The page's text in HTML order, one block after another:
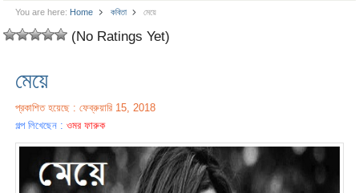
You are here: Home কবিতা মেয়ে
(No Ratings Yet)
মেয়ে
প্রকাশিত হয়েছে : ফেব্রুয়ারি 15, 2018
গল্প লিখেছেন :ওমর ফারুক